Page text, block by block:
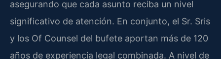
asegurando que cada asunto reciba un nivel
significativo de atención. En conjunto, el Sr. Sris
y los Of Counsel del bufete aportan más de 120
años de experiencia legal combinada. A nivel de